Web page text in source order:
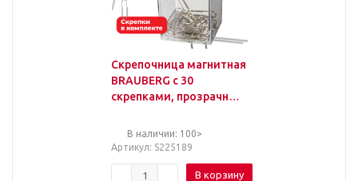
Скрепочница магнитная
BRAUBERG с 30
скрепками, прозрачный
В наличии: 100>
Артикул: S225189
В корзину